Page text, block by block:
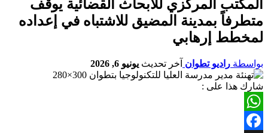
المكتب المركزي للأبحاث القضائية يوقف
متطرفاً بمدينة المضيق للاشتباه في إعداده
لمخطط إرهابي
بواسطة راديو تطوان آخر تحديث يونيو 6, 2026
شارك هذا على :
WhatsApp